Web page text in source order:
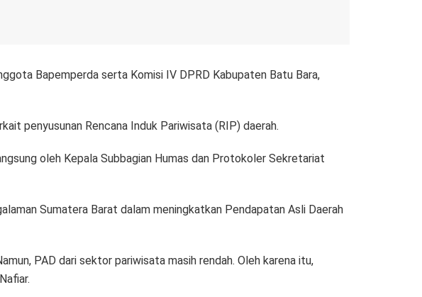
Bapemperda serta Komisi IV DPRD Kabupaten Batu Bara,
penyusunan Rencana Induk Pariwisata (RIP) daerah.
oleh Kepala Subbagian Humas dan Protokoler Sekretariat
Sumatera Barat dalam meningkatkan Pendapatan Asli Daerah
PAD dari sektor pariwisata masih rendah. Oleh karena itu,